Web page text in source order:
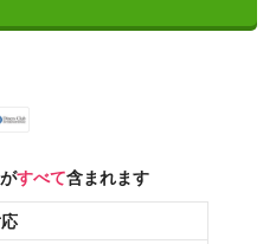
すべて含まれます